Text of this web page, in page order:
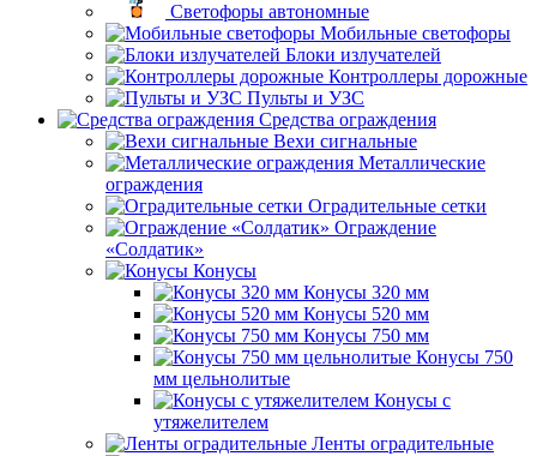
Светофоры автономные
Мобильные светофоры
Блоки излучателей
Контроллеры дорожные
Пульты и УЗС
Средства ограждения
Вехи сигнальные
Металлические
ограждения
Оградительные сетки
Ограждение
«Солдатик»
Конусы
Конусы 320 мм
Конусы 520 мм
Конусы 750 мм
Конусы 750
мм цельнолитые
Конусы с
утяжелителем
Ленты оградительные